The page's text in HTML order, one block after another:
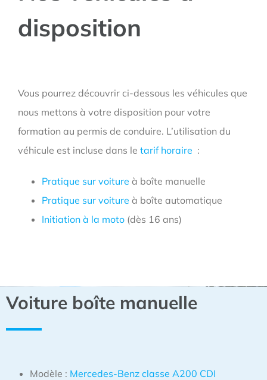
disposition
Vous pourrez découvrir ci-dessous les véhicules que
nous mettons à votre disposition pour votre
formation au permis de conduire. L’utilisation du
véhicule est incluse dans le tarif horaire :
Pratique sur voiture à boîte manuelle
Pratique sur voiture à boîte automatique
Initiation à la moto(dès 16 ans)
Voiture boîte manuelle
Modèle : Mercedes-Benz classe A200 CDI